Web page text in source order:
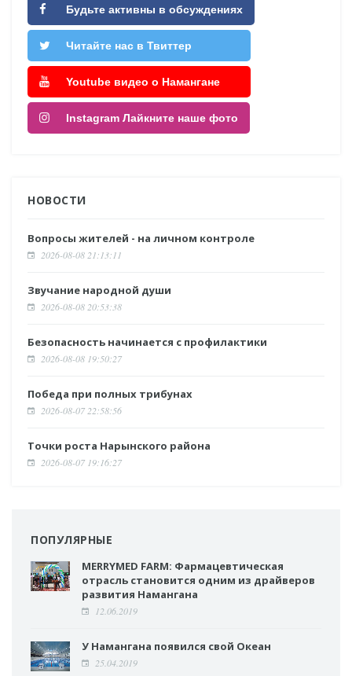
Будьте активны в обсуждениях
Читайте нас в Твиттер
Youtube видео о Намангане
Instagram Лайкните наше фото
НОВОСТИ
Вопросы жителей - на личном контроле
2026-08-08 21:13:11
Звучание народной души
2026-08-08 20:53:38
Безопасность начинается с профилактики
2026-08-08 19:50:27
Победа при полных трибунах
2026-08-07 22:58:56
Точки роста Нарынского района
2026-08-07 19:16:27
ПОПУЛЯРНЫЕ
MERRYMED FARM: Фармацевтическая
отрасль становится одним из драйверов
развития Намангана
12.06.2019
У Намангана появился свой Океан
25.04.2019